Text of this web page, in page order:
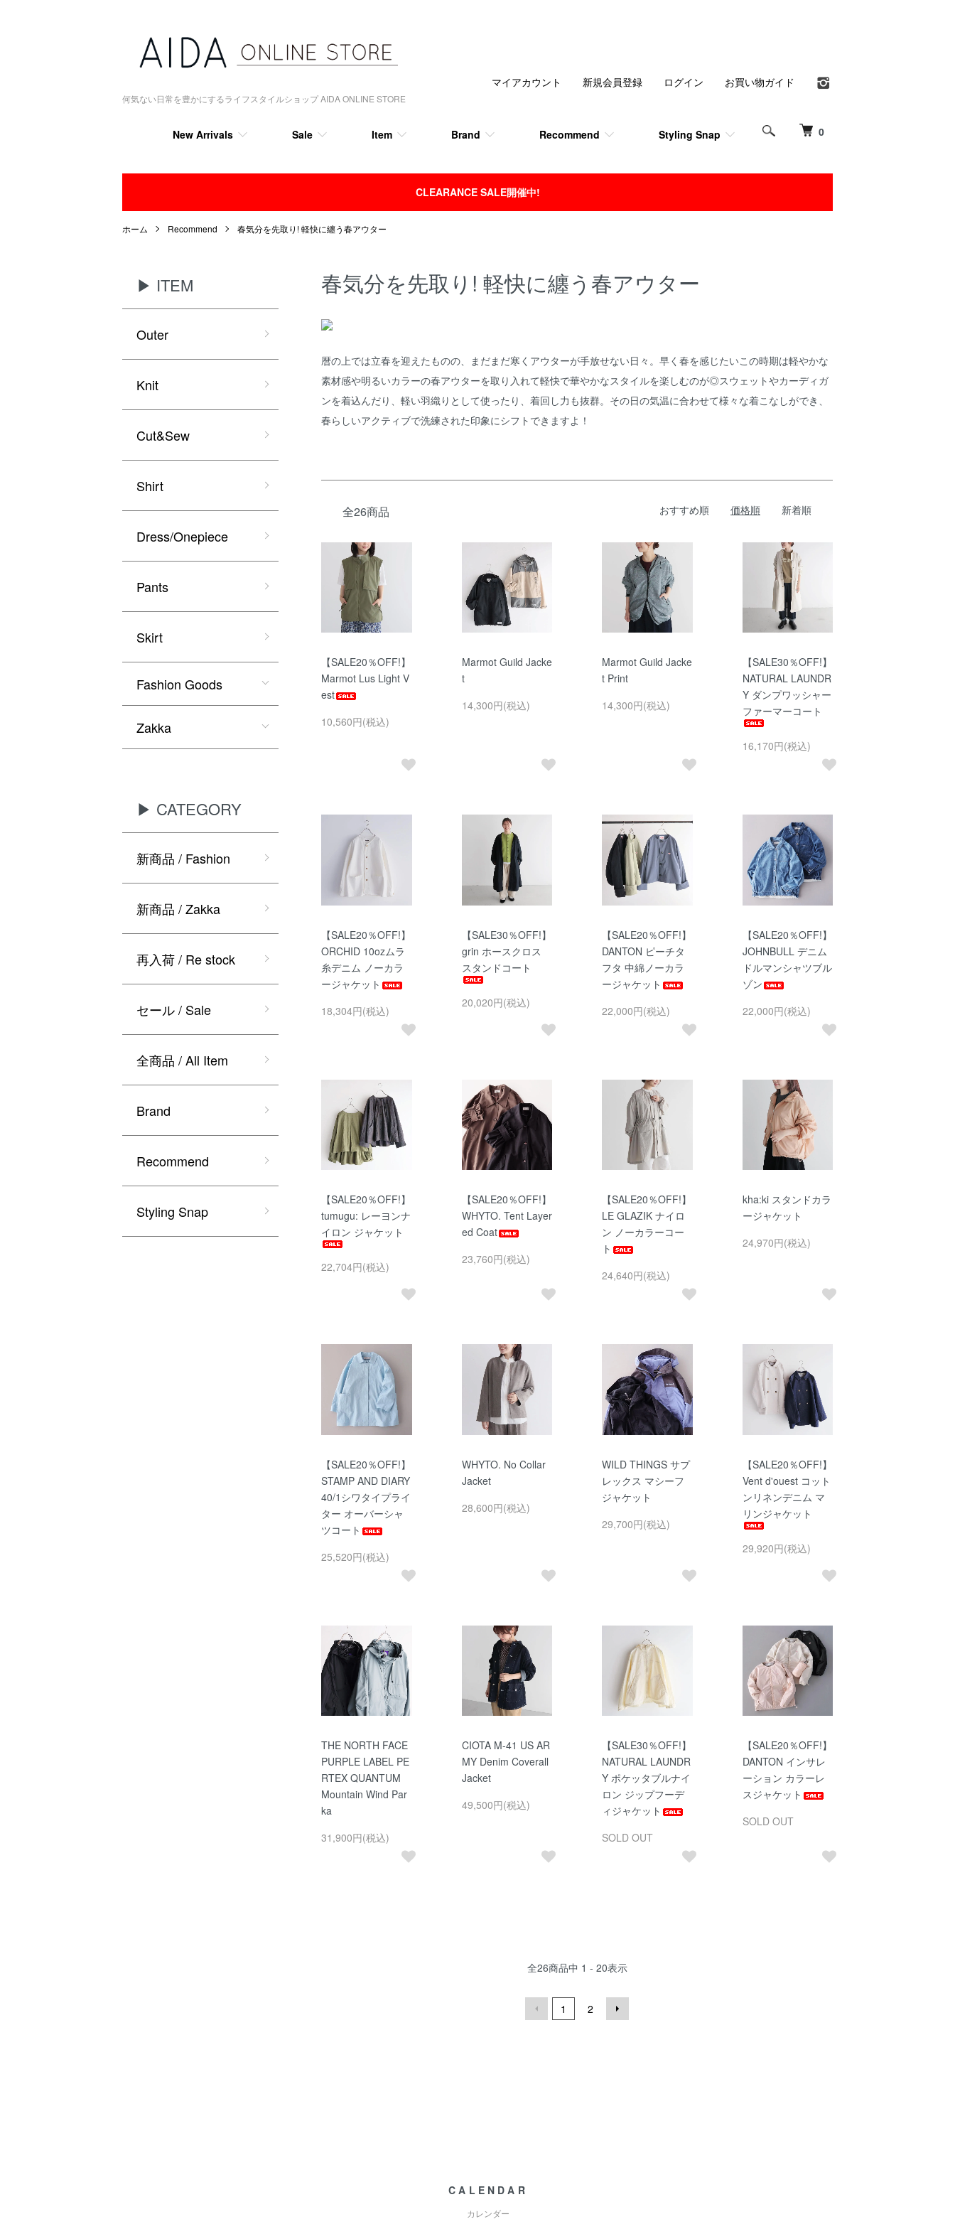
何気ない日常を豊かにするライフスタイルショップ AIDA ONLINE STORE
0
New Arrivals Sale Item Brand Recommend Styling Snap
マイアカウント 新規会員登録 ログイン お買い物ガイド
CLEARANCE SALE開催中!
ホーム Recommend 春気分を先取り! 軽快に纏う春アウター
春気分を先取り! 軽快に纏う春アウター
暦の上では立春を迎えたものの、まだまだ寒くアウターが手放せない日々。早く春を感じたいこの時期は軽やかな
素材感や明るいカラーの春アウターを取り入れて軽快で華やかなスタイルを楽しむのが◎スウェットやカーディガ
ンを着込んだり、軽い羽織りとして使ったり、着回し力も抜群。その日の気温に合わせて様々な着こなしができ、
春らしいアクティブで洗練された印象にシフトできますよ！
全26商品 おすすめ順 価格順 新着順
【SALE20％OFF!】
Marmot Lus Light V
est
10,560円(税込)
Marmot Guild Jacke
t
14,300円(税込)
Marmot Guild Jacke
t Print
14,300円(税込)
【SALE30％OFF!】
NATURAL LAUNDR
Y ダンプワッシャー
ファーマーコート
16,170円(税込)
【SALE20％OFF!】
ORCHID 10ozムラ
糸デニム ノーカラ
ージャケット
18,304円(税込)
【SALE30％OFF!】
grin ホースクロス
スタンドコート
20,020円(税込)
【SALE20％OFF!】
DANTON ピーチタ
フタ 中綿ノーカラ
ージャケット
22,000円(税込)
【SALE20％OFF!】
JOHNBULL デニム
ドルマンシャツブル
ゾン
22,000円(税込)
【SALE20％OFF!】
tumugu: レーヨンナ
イロン ジャケット
22,704円(税込)
【SALE20％OFF!】
WHYTO. Tent Layer
ed Coat
23,760円(税込)
【SALE20％OFF!】
LE GLAZIK ナイロ
ン ノーカラーコー
ト
24,640円(税込)
kha:ki スタンドカラ
ージャケット
24,970円(税込)
【SALE20％OFF!】
STAMP AND DIARY
40/1シワタイプライ
ター オーバーシャ
ツコート
25,520円(税込)
WHYTO. No Collar
Jacket
28,600円(税込)
WILD THINGS サプ
レックス マシーフ
ジャケット
29,700円(税込)
【SALE20％OFF!】
Vent d'ouest コット
ンリネンデニム マ
リンジャケット
29,920円(税込)
THE NORTH FACE
PURPLE LABEL PE
RTEX QUANTUM
Mountain Wind Par
ka
31,900円(税込)
CIOTA M-41 US AR
MY Denim Coverall
Jacket
49,500円(税込)
【SALE30％OFF!】
NATURAL LAUNDR
Y ポケッタブルナイ
ロン ジップフーデ
ィジャケット
SOLD OUT
【SALE20％OFF!】
DANTON インサレ
ーション カラーレ
スジャケット
SOLD OUT
全26商品中 1 - 20表示
1 2
▶ ITEM
Outer
Knit
Cut&Sew
Shirt
Dress/Onepiece
Pants
Skirt
Fashion Goods
Zakka
▶ CATEGORY
新商品 / Fashion
新商品 / Zakka
再入荷 / Re stock
セール / Sale
全商品 / All Item
Brand
Recommend
Styling Snap
CALENDAR
カレンダー